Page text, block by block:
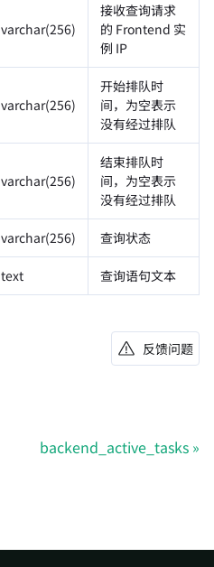
varchar(256)
接收查询请求
的 Frontend 实
例 IP
varchar(256)
开始排队时
间，为空表示
没有经过排队
varchar(256)
结束排队时
间，为空表示
没有经过排队
varchar(256) 查询状态
text 查询语句文本
反馈问题
backend_active_tasks